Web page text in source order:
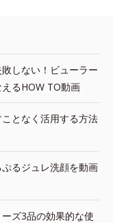
しない！ビューラー
るHOW TO動画
となく活用する方法
るジュレ洗顔を動画
ズ3品の効果的な使